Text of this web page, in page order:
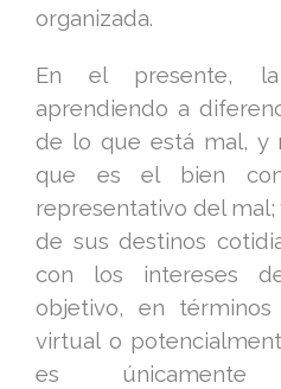
organizada.
En el presente,
aprendiendo a
de lo que está mal, y
que es el bien
representativo del mal;
de sus destinos
con los intereses
objetivo, en
virtual o
es